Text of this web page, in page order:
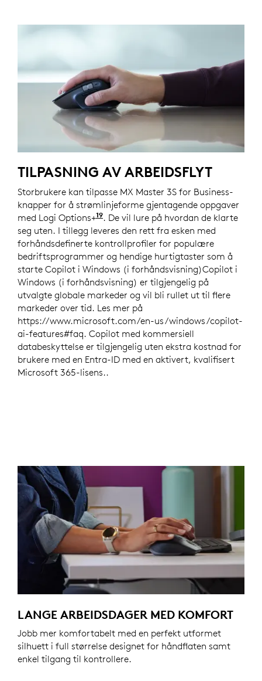
TILPASNING AV ARBEIDSFLYT
Storbrukere kan tilpasse MX Master 3S for Business-
knapper for å strømlinjeforme gjentagende oppgaver
med Logi Options+19Krever Logi Options+-appen som
. De vil lure på hvordan de klarte
seg uten. I tillegg leveres den rett fra esken med
forhåndsdefinerte kontrollprofiler for populære
bedriftsprogrammer og hendige hurtigtaster som å
starte Copilot i Windows (i forhåndsvisning)Copilot i
Windows (i forhåndsvisning) er tilgjengelig på
utvalgte globale markeder og vil bli rullet ut til flere
markeder over tid. Les mer på
https://www.microsoft.com/en-us/windows/copilot-
ai-features#faq. Copilot med kommersiell
databeskyttelse er tilgjengelig uten ekstra kostnad for
brukere med en Entra-ID med en aktivert, kvalifisert
Microsoft 365-lisens..
LANGE ARBEIDSDAGER MED KOMFORT
Jobb mer komfortabelt med en perfekt utformet
silhuett i full størrelse designet for håndflaten samt
enkel tilgang til kontrollere.